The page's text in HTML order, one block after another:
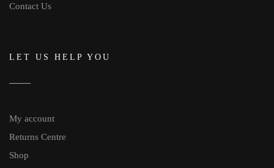
Contact Us
LET US HELP YOU
My account
Returns Centre
Shop